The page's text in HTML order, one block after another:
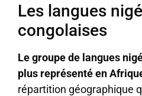
Les langues
congolaises
Le groupe de langues
plus représenté en
répartition géographique